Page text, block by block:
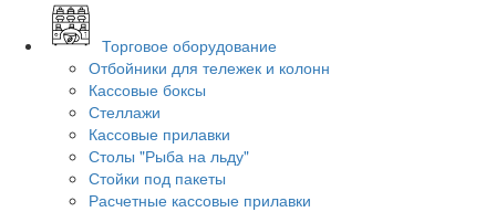
Торговое оборудование
Отбойники для тележек и колонн
Кассовые боксы
Стеллажи
Кассовые прилавки
Столы "Рыба на льду"
Стойки под пакеты
Расчетные кассовые прилавки